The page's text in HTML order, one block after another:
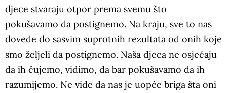
djece stvaraju otpor prema svemu što
pokušavamo da postignemo. Na kraju, sve to nas
dovede do sasvim suprotnih rezultata od onih koje
smo željeli da postignemo. Naša djeca ne osjećaju
da ih čujemo, vidimo, da bar pokušavamo da ih
razumijemo. Ne vide da nas je uopće briga šta oni